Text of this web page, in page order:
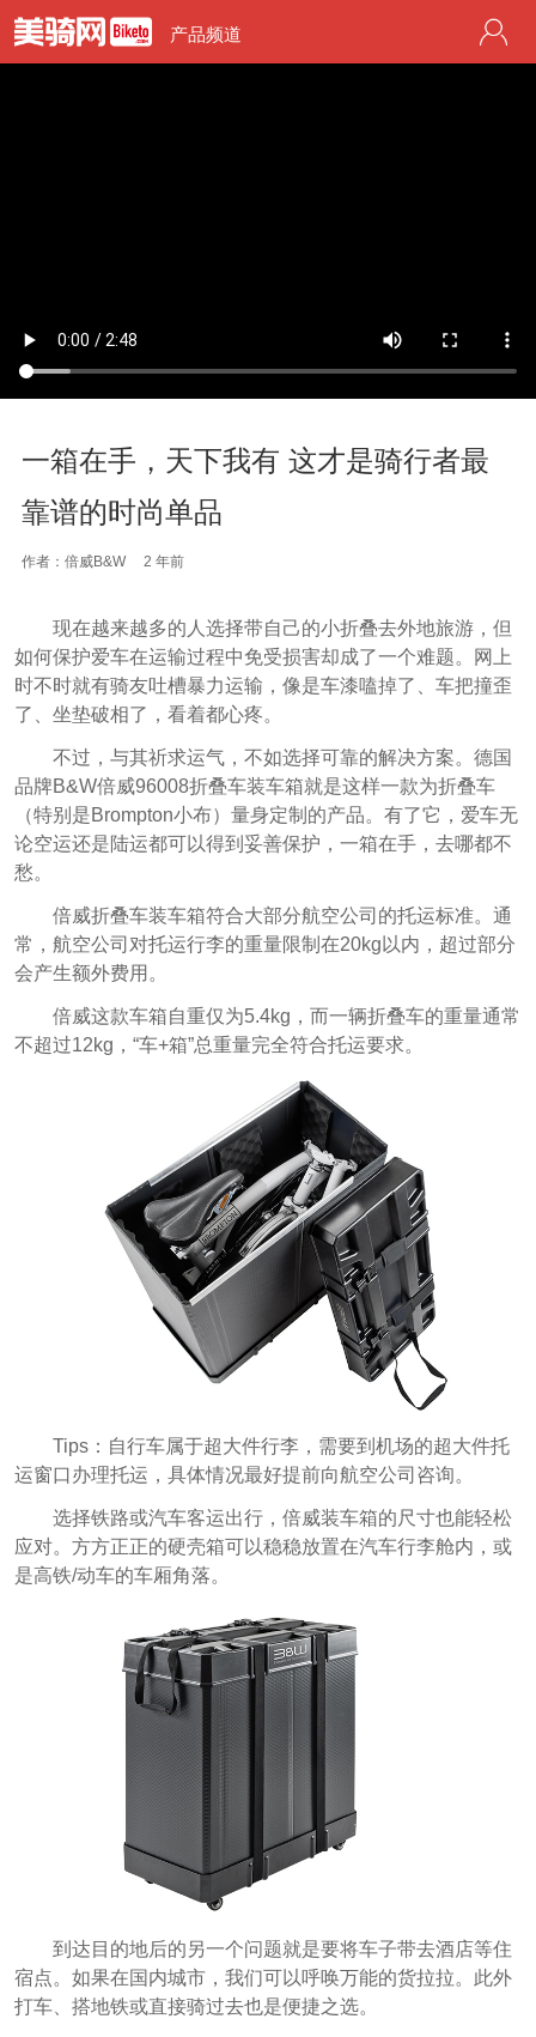
产品频道
一箱在手，天下我有 这才是骑行者最
靠谱的时尚单品
作者：倍威B&W 2 年前
现在越来越多的人选择带自己的小折叠去外地旅游，但
如何保护爱车在运输过程中免受损害却成了一个难题。网上
时不时就有骑友吐槽暴力运输，像是车漆嗑掉了、车把撞歪
了、坐垫破相了，看着都心疼。
不过，与其祈求运气，不如选择可靠的解决方案。德国
品牌B&W倍威96008折叠车装车箱就是这样一款为折叠车
（特别是Brompton小布）量身定制的产品。有了它，爱车无
论空运还是陆运都可以得到妥善保护，一箱在手，去哪都不
愁。
倍威折叠车装车箱符合大部分航空公司的托运标准。通
常，航空公司对托运行李的重量限制在20kg以内，超过部分
会产生额外费用。
倍威这款车箱自重仅为5.4kg，而一辆折叠车的重量通常
不超过12kg，“车+箱”总重量完全符合托运要求。
Tips：自行车属于超大件行李，需要到机场的超大件托
运窗口办理托运，具体情况最好提前向航空公司咨询。
选择铁路或汽车客运出行，倍威装车箱的尺寸也能轻松
应对。方方正正的硬壳箱可以稳稳放置在汽车行李舱内，或
是高铁/动车的车厢角落。
到达目的地后的另一个问题就是要将车子带去酒店等住
宿点。如果在国内城市，我们可以呼唤万能的货拉拉。此外
打车、搭地铁或直接骑过去也是便捷之选。